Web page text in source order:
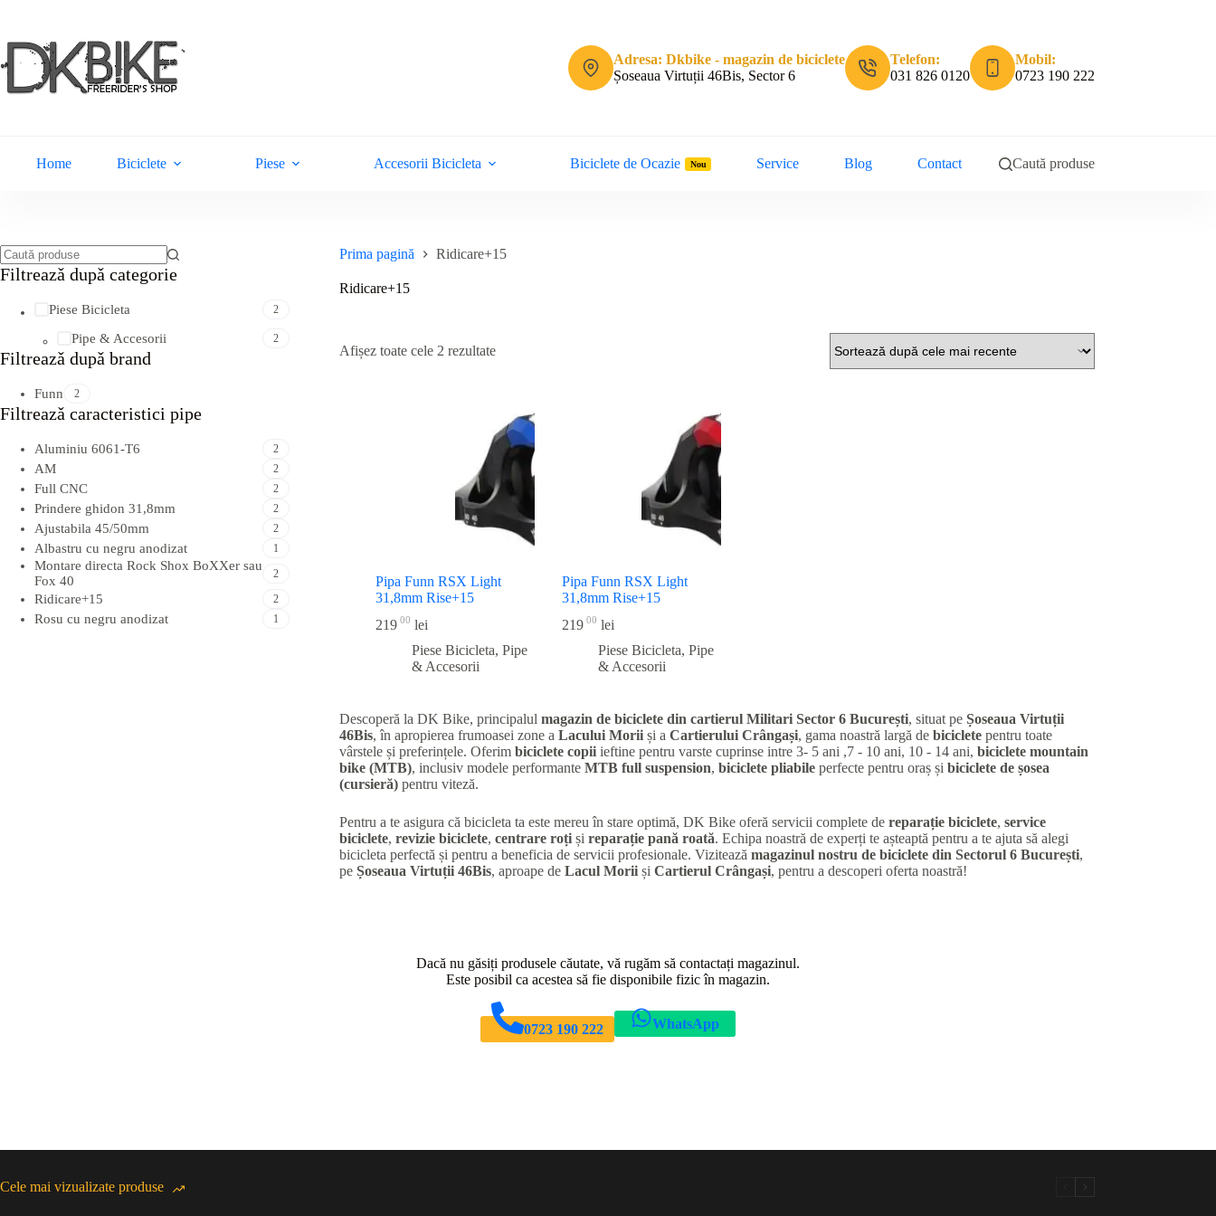
conținut
Adresa: Dkbike - magazin de biciclete
Șoseaua Virtuții 46Bis, Sector 6
Telefon:
031 826 0120
Mobil:
0723 190 222
Home Biciclete Piese Accesorii Bicicleta Biciclete de Ocazie Nou Service Blog Contact Caută produse
Prima pagină Ridicare+15
Ridicare+15
Afișez toate cele 2 rezultateSortat
recente
Pipa Funn RSX Light
31,8mm Rise+15
21900 lei
Piese Bicicleta, Pipe
& Accesorii
Pipa Funn RSX Light
31,8mm Rise+15
219 00 lei
Piese Bicicleta,Pipe
& Accesorii
Descoperă la DK Bike, principalul magazin de biciclete din cartierul MilitariSector 6 București, situat pe Șoseaua Virtuții
46Bis, în apropierea frumoasei zone a Lacului Moriiși a Cartierului Crângași, gama noastră largă de bicicletepentru toate
vârstele și preferințele. Oferim biciclete copiiieftine pentru varste cuprinse intre 3- 5 ani ,7 - 10 ani, 10 - 14 ani, biciclete mountain
bike (MTB), inclusiv modele performante MTB full suspension, biciclete pliabileperfecte pentru oraș și biciclete de șosea
(cursieră)pentru viteză.
Pentru a te asigura că bicicleta ta este mereu în stare optimă, DK Bike oferă servicii complete de reparație biciclete, service
biciclete, revizie biciclete, centrare roțiși reparație pană roată. Echipa noastră de experți te așteaptă pentru a te ajuta să alegi
bicicleta perfectă și pentru a beneficia de servicii profesionale. Vizitează magazinul nostru de biciclete din Sectorul 6 București,
pe Șoseaua Virtuții 46Bis, aproape de Lacul Moriiși Cartierul Crângași, pentru a descoperi oferta noastră!
Niciun
Filtreazǎ dupǎ categorie
Piese Bicicleta 2
Pipe & Accesorii 2
Filtreazǎ dupǎ brand
Funn 2
Filtreazǎ caracteristici pipe
Aluminiu 6061-T6 2
AM 2
Full CNC 2
Prindere ghidon 31,8mm 2
Ajustabila 45/50mm 2
Albastru cu negru anodizat 1
Montare directa Rock Shox BoXXer sau
Fox 40
2
Ridicare+15 2
Rosu cu negru anodizat 1
Dacă nu găsiți produsele căutate, vă rugăm să contactați magazinul.
Este posibil ca acestea să fie disponibile fizic în magazin.
0723 190 222 WhatsApp
Cele mai vizualizate produse